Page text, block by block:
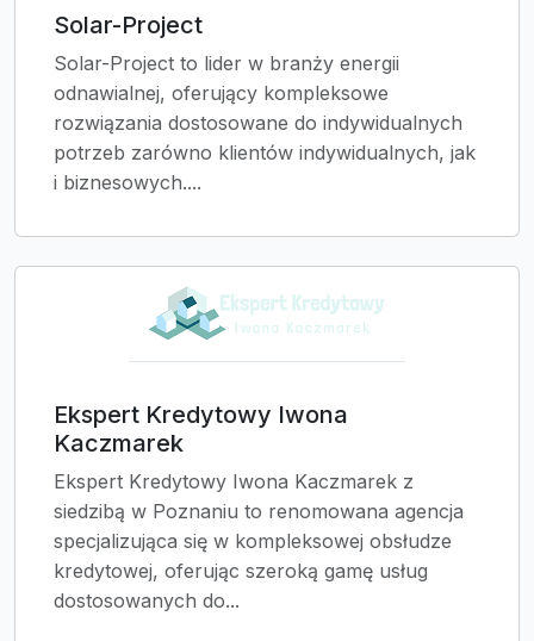
Solar-Project
Solar-Project to lider w branży energii
odnawialnej, oferujący kompleksowe
rozwiązania dostosowane do indywidualnych
potrzeb zarówno klientów indywidualnych, jak
i biznesowych....
Ekspert Kredytowy Iwona
Kaczmarek
Ekspert Kredytowy Iwona Kaczmarek z
siedzibą w Poznaniu to renomowana agencja
specjalizująca się w kompleksowej obsłudze
kredytowej, oferując szeroką gamę usług
dostosowanych do...